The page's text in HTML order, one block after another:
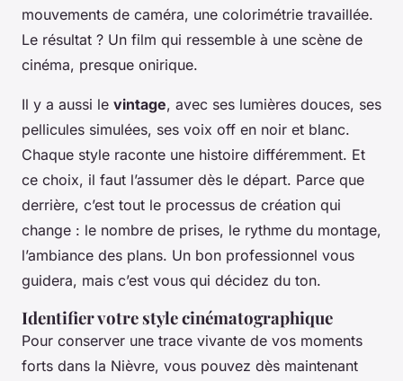
mouvements de caméra, une colorimétrie travaillée.
Le résultat ? Un film qui ressemble à une scène de
cinéma, presque onirique.
Il y a aussi le vintage, avec ses lumières douces, ses
pellicules simulées, ses voix off en noir et blanc.
Chaque style raconte une histoire différemment. Et
ce choix, il faut l’assumer dès le départ. Parce que
derrière, c’est tout le processus de création qui
change : le nombre de prises, le rythme du montage,
l’ambiance des plans. Un bon professionnel vous
guidera, mais c’est vous qui décidez du ton.
Identifier votre style cinématographique
Pour conserver une trace vivante de vos moments
forts dans la Nièvre, vous pouvez dès maintenant